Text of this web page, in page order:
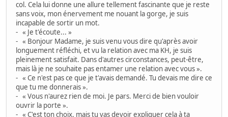
col. Cela lui donne une allure tellement fascinante que je reste
sans voix, mon énervement me nouant la gorge, je suis
incapable de sortir un mot.
- « Je t'écoute... »
- « Bonjour Madame, je suis venu vous dire qu'après avoir
longuement réfléchi, et vu la relation avec ma KH, je suis
pleinement satisfait. Dans d'autres circonstances, peut-être,
mais là je ne souhaite pas entamer une relation avec vous ».
- « Ce n'est pas ce que je t'avais demandé. Tu devais me dire ce
que tu me donnerais ».
- « Vous n'aurez rien de moi. Je pars. Merci de bien vouloir
ouvrir la porte ».
- « C'est ton choix, mais tu vas devoir expliquer cela à ta